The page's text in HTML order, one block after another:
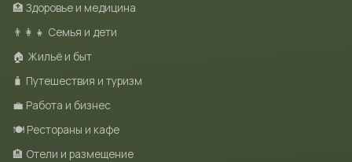
🏥 Здоровье и медицина
👨‍👩‍👧 Семья и дети
🏠 Жильё и быт
🧳 Путешествия и туризм
💼 Работа и бизнес
🍽 Рестораны и кафе
🏨 Отели и размещение